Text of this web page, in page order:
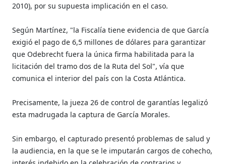
2010), por su supuesta implicación en el caso.
Según Martínez, "la Fiscalía tiene evidencia de que García
exigió el pago de 6,5 millones de dólares para garantizar
que Odebrecht fuera la única firma habilitada para la
licitación del tramo dos de la Ruta del Sol", vía que
comunica el interior del país con la Costa Atlántica.
Precisamente, la jueza 26 de control de garantías legalizó
esta madrugada la captura de García Morales.
Sin embargo, el capturado presentó problemas de salud y
la audiencia, en la que se le imputarán cargos de cohecho,